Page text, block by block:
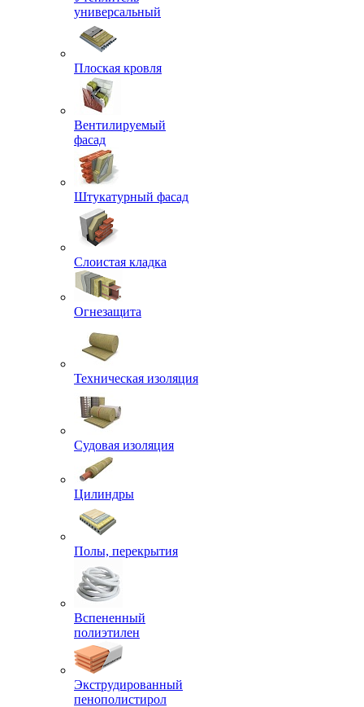
универсальный
Плоская кровля
Вентилируемый
фасад
Штукатурный фасад
Слоистая кладка
Огнезащита
Техническая изоляция
Судовая изоляция
Цилиндры
Полы, перекрытия
Вспененный
полиэтилен
Экструдированный
пенополистирол